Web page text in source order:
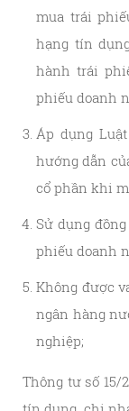
mua trái
hạng tín
hành trái
phiếu doanh
Áp dụng
hướng dẫn
cổ phần khi
Sử dụng
phiếu doanh
Không được
ngân hàng
nghiệp;
Thông tư số 15/